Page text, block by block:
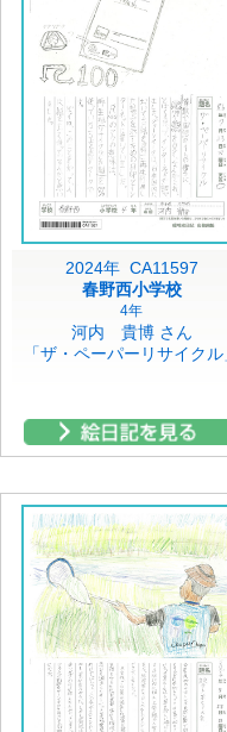
2024年 CA11597
春野西小学校
4年
河内 貴博 さん
「ザ・ペーパーリサイクル